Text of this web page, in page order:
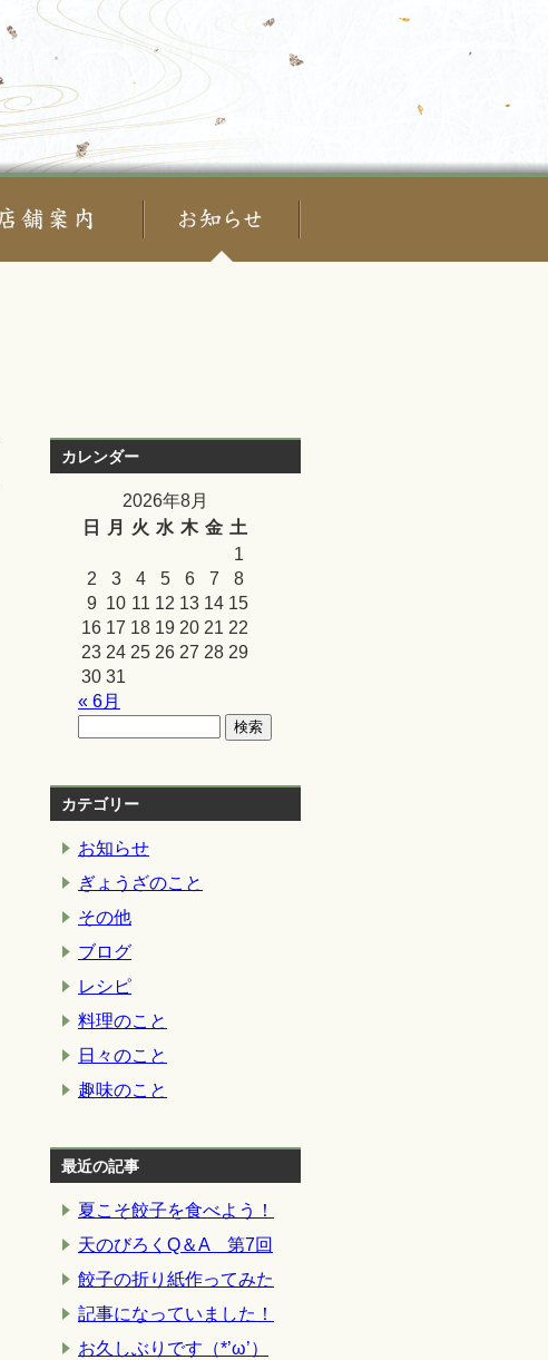
カレンダー
2026年8月
日
月 火 水 木 金 土
1
2
3 4 5 6 7
8
9 10 11 12 13 14 15
16 17 18 19 20 21 22
23 24 25 26 27 28 29
30 31
« 6月
カテゴリー
お知らせ
ぎょうざのこと
その他
ブログ
レシピ
料理のこと
日々のこと
趣味のこと
最近の記事
夏こそ餃子を食べよう！
天のびろくQ＆A 第7回
餃子の折り紙作ってみた
記事になっていました！
お久しぶりです（*’ω’）